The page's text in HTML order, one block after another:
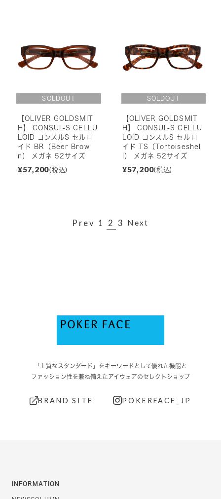
【OLIVER GOLDSMIT
H】 CONSUL-S CELLU
LOID コンスルS セルロ
イド BR（Beer Brow
n） メガネ 52サイズ
¥57,200(税込)
【OLIVER GOLDSMIT
H】 CONSUL-S CELLU
LOID コンスルS セルロ
イド TS（Tortoiseshel
l） メガネ 52サイズ
¥57,200(税込)
Prev 1 2 3 Next
「上質なスタンダード」をキーワードとして優れた機能と
ファッション性を兼ね備えたアイウェアのセレクトショップ
BRAND SITE POKERFACE_JP
INFORMATION